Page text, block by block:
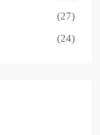
(27)
(24)